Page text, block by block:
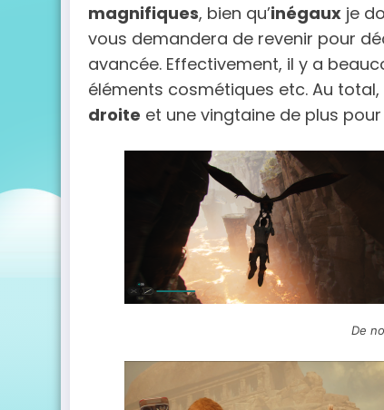
magnifiques, bien qu’inégaux je
vous demandera de revenir pour
avancée. Effectivement, il y a
éléments cosmétiques etc. Au
droite et une vingtaine de plus
De